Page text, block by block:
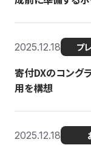
2025.12.18 プ
寄付DXのコング
用を構想
2025.12.18